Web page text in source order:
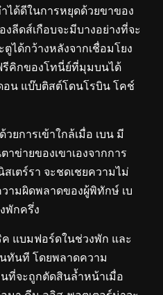
ได้ดีในการหยุดด้วยขาของ
ลีดส์เกือบจะมีบางอย่างที่จะ
ตูได้กว้างหลังจากเชื่อมโยง
คิกของโทนี่ย์ที่มุมบนได้
น แบ๊บติสต์โดนโรบิน โคช์
ยการเข้าใกล้เมื่อ เบน มี
ข่ายของเขาเองจากการ
เตร์รา จะชดเชยความไม่
ามผิดพลาดของผู้พิทักษ์ เบ
พักครึ่ง
แบมฟอร์ดในช่วงพัก และ
ทันที โดยพลาดความ
ที่จะถูกตัดสินล้ำหน้าเมื่อ